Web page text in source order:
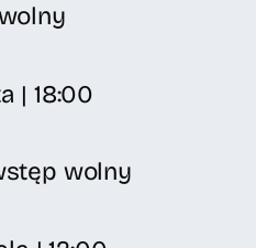
| 18:00
wolny